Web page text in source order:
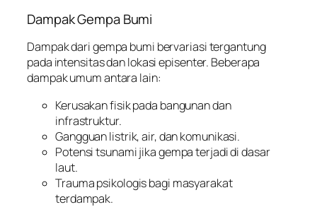
Dampak Gempa Bumi
Dampak dari gempa bumi bervariasi tergantung
pada intensitas dan lokasi episenter. Beberapa
dampak umum antara lain:
Kerusakan fisik pada bangunan dan
infrastruktur.
Gangguan listrik, air, dan komunikasi.
Potensi tsunami jika gempa terjadi di dasar
laut.
Trauma psikologis bagi masyarakat
terdampak.